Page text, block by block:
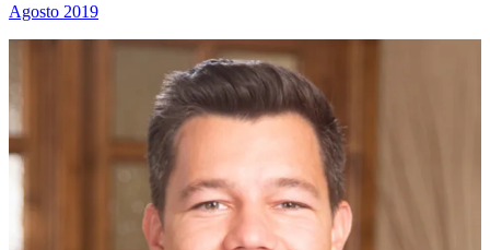
Agosto 2019